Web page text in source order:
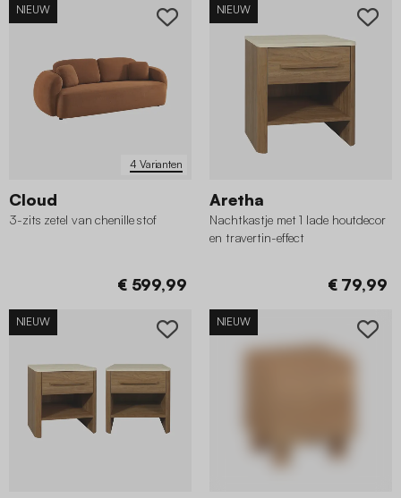
4 Varianten
NIEUW
Cloud
3-zits zetel van chenille stof
€ 599,99
NIEUW
Aretha
Nachtkastje met 1 lade houtdecor
en travertin-effect
€ 79,99
NIEUW NIEUW